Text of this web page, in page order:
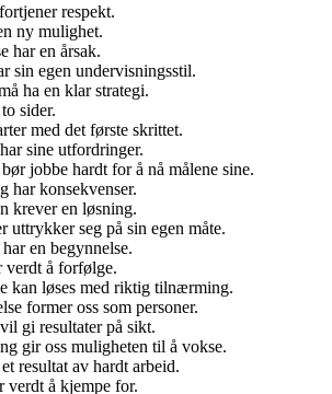
respekt.
ny mulighet.
har en årsak.
sin egen undervisningsstil.
ha en klar strategi.
sider.
med det første skrittet.
sine utfordringer.
jobbe hardt for å nå målene sine.
har konsekvenser.
krever en løsning.
uttrykker seg på sin egen måte.
en begynnelse.
verdt å forfølge.
kan løses med riktig tilnærming.
former oss som personer.
gi resultater på sikt.
gir oss muligheten til å vokse.
resultat av hardt arbeid.
verdt å kjempe for.